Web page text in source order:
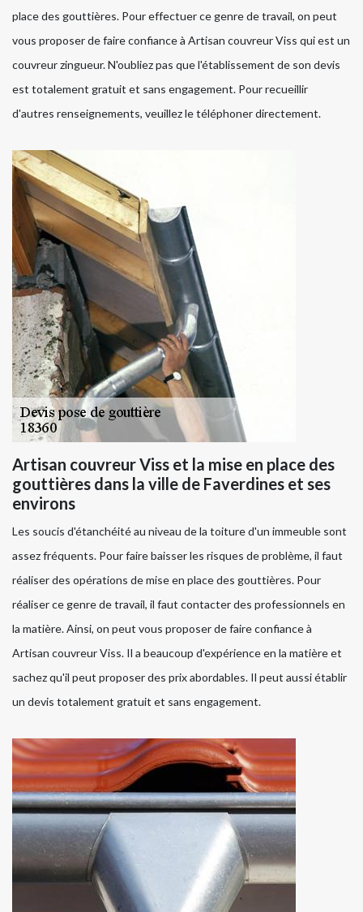
place des gouttières. Pour effectuer ce genre de travail, on peut
vous proposer de faire confiance à Artisan couvreur Viss qui est un
couvreur zingueur. N'oubliez pas que l'établissement de son devis
est totalement gratuit et sans engagement. Pour recueillir
d'autres renseignements, veuillez le téléphoner directement.
Artisan couvreur Viss et la mise en place des
gouttières dans la ville de Faverdines et ses
environs
Les soucis d'étanchéité au niveau de la toiture d'un immeuble sont
assez fréquents. Pour faire baisser les risques de problème, il faut
réaliser des opérations de mise en place des gouttières. Pour
réaliser ce genre de travail, il faut contacter des professionnels en
la matière. Ainsi, on peut vous proposer de faire confiance à
Artisan couvreur Viss. Il a beaucoup d'expérience en la matière et
sachez qu'il peut proposer des prix abordables. Il peut aussi établir
un devis totalement gratuit et sans engagement.